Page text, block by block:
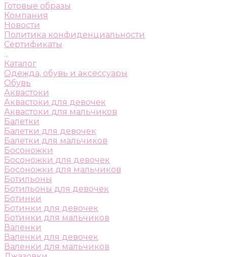
Готовые образы
Компания
Новости
Политика конфиденциальности
Сертификаты
...
Каталог
Одежда, обувь и аксессуары
Обувь
Аквастоки
Аквастоки для девочек
Аквастоки для мальчиков
Балетки
Балетки для девочек
Балетки для мальчиков
Босоножки
Босоножки для девочек
Босоножки для мальчиков
Ботильоны
Ботильоны для девочек
Ботинки
Ботинки для девочек
Ботинки для мальчиков
Валенки
Валенки для девочек
Валенки для мальчиков